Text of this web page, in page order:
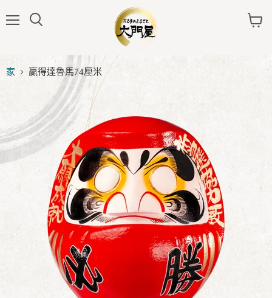
家 贏得達魯馬74厘米